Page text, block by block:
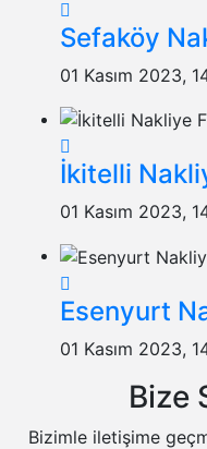
Sefaköy
01 Kasım 2023,
İkitelli
01 Kasım 2023,
Esenyurt
01 Kasım 2023,
Bize
Bizimle iletişime